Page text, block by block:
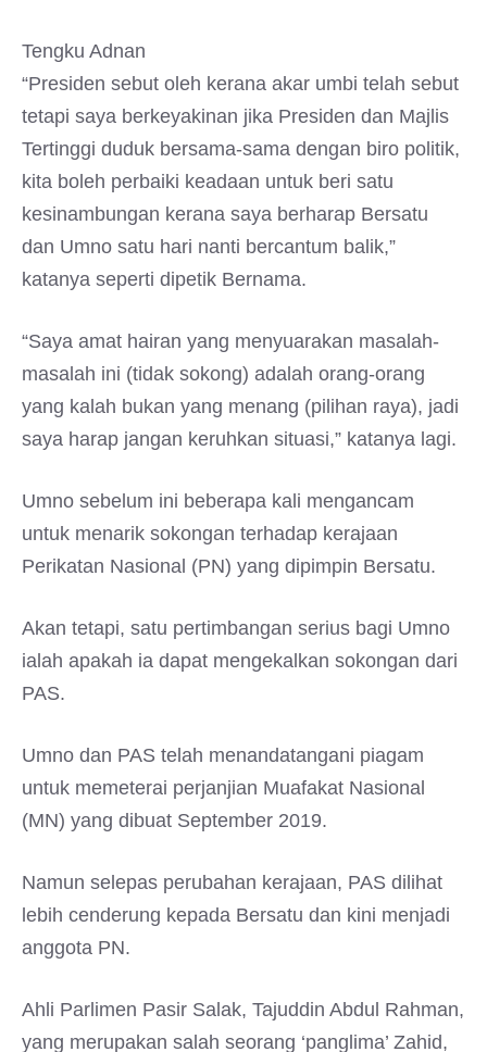
Tengku Adnan
“Presiden sebut oleh kerana akar umbi telah sebut
tetapi saya berkeyakinan jika Presiden dan Majlis
Tertinggi duduk bersama-sama dengan biro politik,
kita boleh perbaiki keadaan untuk beri satu
kesinambungan kerana saya berharap Bersatu
dan Umno satu hari nanti bercantum balik,”
katanya seperti dipetik Bernama.
“Saya amat hairan yang menyuarakan masalah-
masalah ini (tidak sokong) adalah orang-orang
yang kalah bukan yang menang (pilihan raya), jadi
saya harap jangan keruhkan situasi,” katanya lagi.
Umno sebelum ini beberapa kali mengancam
untuk menarik sokongan terhadap kerajaan
Perikatan Nasional (PN) yang dipimpin Bersatu.
Akan tetapi, satu pertimbangan serius bagi Umno
ialah apakah ia dapat mengekalkan sokongan dari
PAS.
Umno dan PAS telah menandatangani piagam
untuk memeterai perjanjian Muafakat Nasional
(MN) yang dibuat September 2019.
Namun selepas perubahan kerajaan, PAS dilihat
lebih cenderung kepada Bersatu dan kini menjadi
anggota PN.
Ahli Parlimen Pasir Salak, Tajuddin Abdul Rahman,
yang merupakan salah seorang ‘panglima’ Zahid,